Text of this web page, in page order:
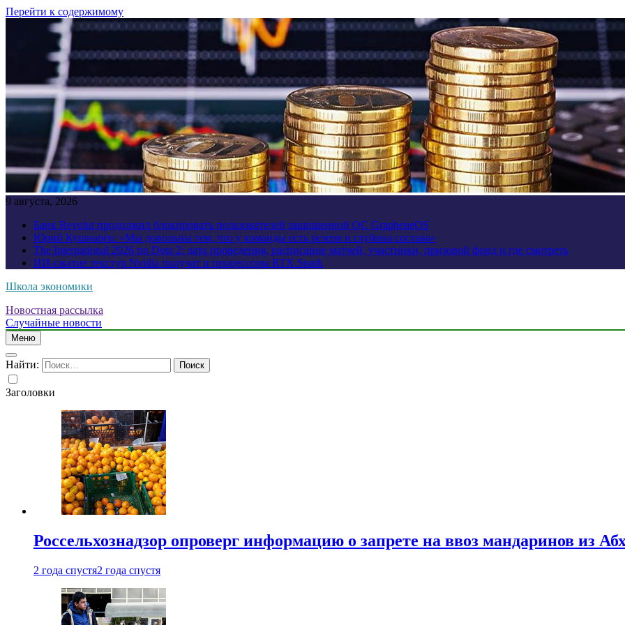
Перейти к содержимому
9 августа, 2026
Банк Revolut продолжил блокировать пользователей защищенной ОС GrapheneOS
Юрий Кушнарёв: «Мы довольны тем, что у команды есть резерв и глубина состава»
The International 2026 по Dota 2: дата проведения, расписание матчей, участники, призовой фонд и где смотреть
ИИ-сжатие текстур Nvidia получат и процессоры RTX Spark
Школа экономики
Новостная рассылка
Случайные новости
Меню
Найти:
Заголовки
Россельхознадзор опроверг информацию о запрете на ввоз мандаринов из
2 года спустя2 года спустя